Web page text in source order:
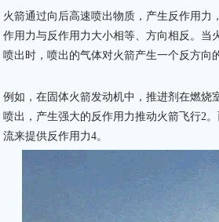
火箭通过向后高速喷出物质，产生反作用力
作用力与反作用力大小相等、方向相反。当
喷出时，喷出的气体对火箭产生一个反方向
例如，在固体火箭发动机中，推进剂在燃烧
喷出，产生强大的反作用力推动火箭飞行2
流来提供反作用力4。